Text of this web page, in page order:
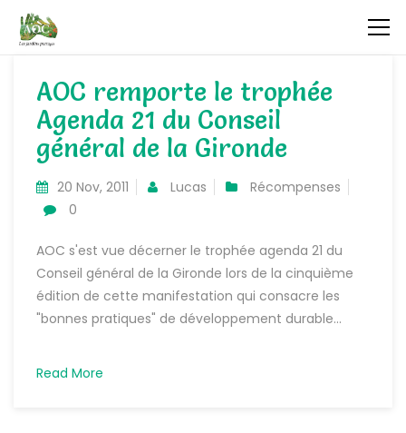
AOC remporte le trophée
Agenda 21 du Conseil
général de la Gironde
20 Nov, 2011 Lucas
Récompenses
0
AOC s'est vue décerner le trophée agenda 21 du
Conseil général de la Gironde lors de la cinquième
édition de cette manifestation qui consacre les
"bonnes pratiques" de développement durable...
Read More